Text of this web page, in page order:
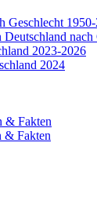
Geschlecht
2023-2026
2024
& Fakten
& Fakten